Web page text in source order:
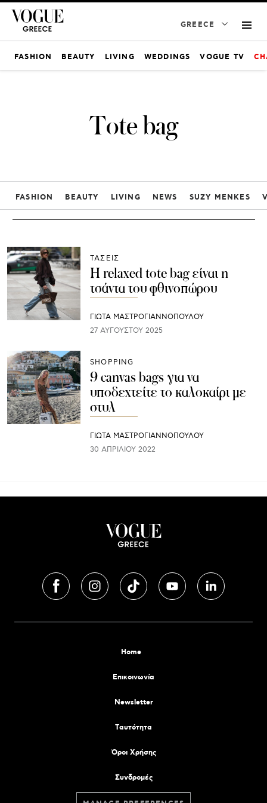
GREECE
FASHION BEAUTY LIVING WEDDINGS VOGUE TV
Tote bag
FASHION BEAUTY LIVING NEWS SUZY MENKES
ΤΑΣΕΙΣ
Η relaxed tote bag είναι η
τσάντα του φθινοπώρου
ΓΙΩΤΑ ΜΑΣΤΡΟΓΙΑΝΝΟΠΟΥΛΟΥ
27 ΑΥΓΟΎΣΤΟΥ 2025
SHOPPING
9 canvas bags για να
υποδεχτείτε το καλοκαίρι με
στυλ
ΓΙΩΤΑ ΜΑΣΤΡΟΓΙΑΝΝΟΠΟΥΛΟΥ
30 ΑΠΡΙΛΊΟΥ 2022
Home
Επικοινωνία
Newsletter
Tαυτότητα
Όροι Χρήσης
Συνδρομές